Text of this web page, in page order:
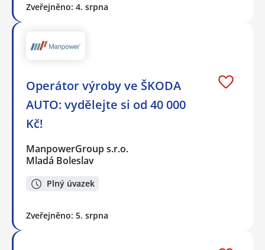
Zveřejněno: 4. srpna
Operátor výroby ve ŠKODA
AUTO: vydělejte si od 40 000
Kč!
ManpowerGroup s.r.o.
Mladá Boleslav
Plný úvazek
Zveřejněno: 5. srpna